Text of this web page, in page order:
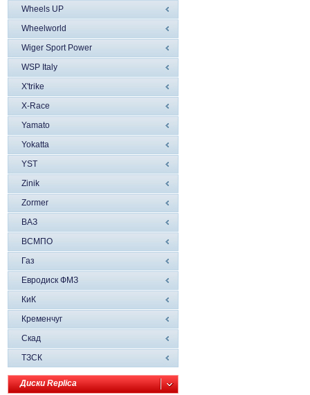
Wheels UP
Wheelworld
Wiger Sport Power
WSP Italy
X'trike
X-Race
Yamato
Yokatta
YST
Zinik
Zormer
ВАЗ
ВСМПО
Газ
Евродиск ФМЗ
КиК
Кременчуг
Скад
ТЗСК
Диски Replica